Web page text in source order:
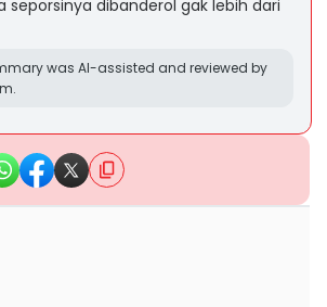
seporsinya dibanderol gak lebih dari
was AI-assisted and reviewed by